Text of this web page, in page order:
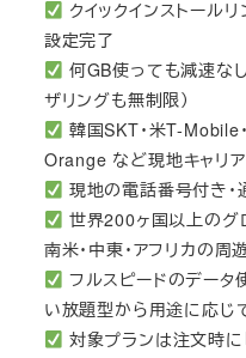
クイックインストール
設定完了
何GB使っても減速な
ザリングも無制限）
韓国SKT・米T-Mobile
Orange など現地キャリ
現地の電話番号付き
世界200ヶ国以上のグ
南米・中東・アフリカの周
フルスピードのデータ
い放題型から用途に応じ
対象プランは注文時に